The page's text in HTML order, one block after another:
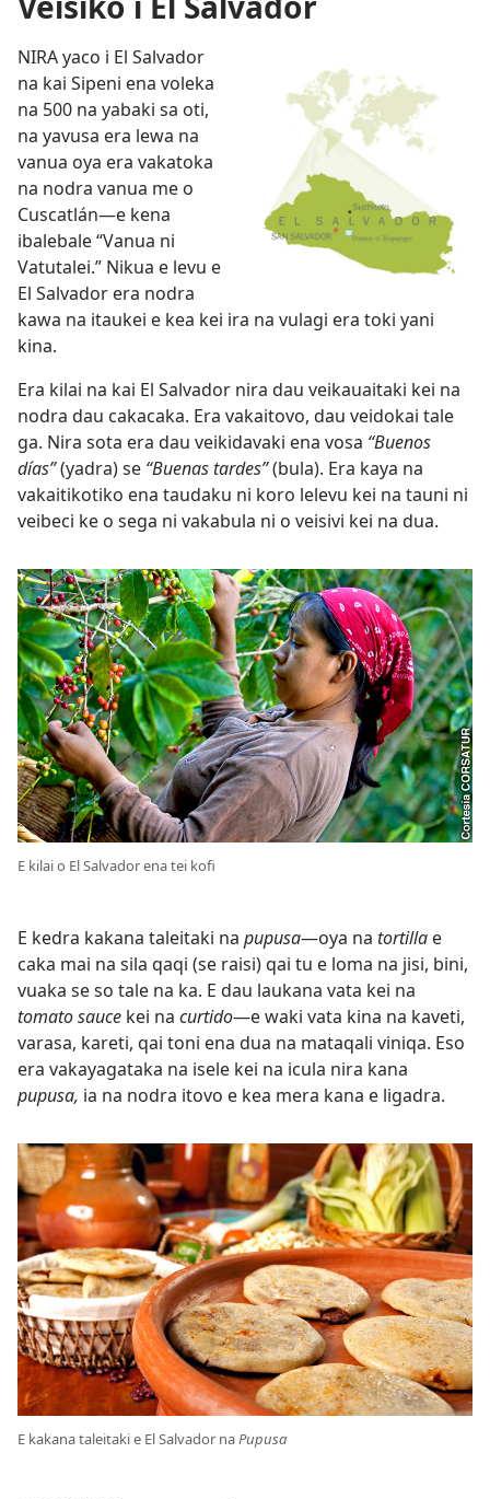
NIRA yaco i El Salvador
na kai Sipeni ena voleka
na 500 na yabaki sa oti,
na yavusa era lewa na
vanua oya era vakatoka
na nodra vanua me o
Cuscatlán​—e kena
ibalebale “Vanua ni
Vatutalei.” Nikua e levu e
El Salvador era nodra
kawa na itaukei e kea kei ira na vulagi era toki yani
kina.
Era kilai na kai El Salvador nira dau veikauaitaki kei na
nodra dau cakacaka. Era vakaitovo, dau veidokai tale
ga. Nira sota era dau veikidavaki ena vosa “Buenos
días”(yadra) se “Buenas tardes”(bula). Era kaya na
vakaitikotiko ena taudaku ni koro lelevu kei na tauni ni
veibeci ke o sega ni vakabula ni o veisivi kei na dua.
E kilai o El Salvador ena tei kofi
E kedra kakana taleitaki na pupusa​—oya na tortilla e
caka mai na sila qaqi (se raisi) qai tu e loma na jisi, bini,
vuaka se so tale na ka. E dau laukana vata kei na
tomato sauce kei na curtido​—e waki vata kina na kaveti,
varasa, kareti, qai toni ena dua na mataqali viniqa. Eso
era vakayagataka na isele kei na icula nira kana
pupusa, ia na nodra itovo e kea mera kana e ligadra.
E kakana taleitaki e El Salvador naPupusa